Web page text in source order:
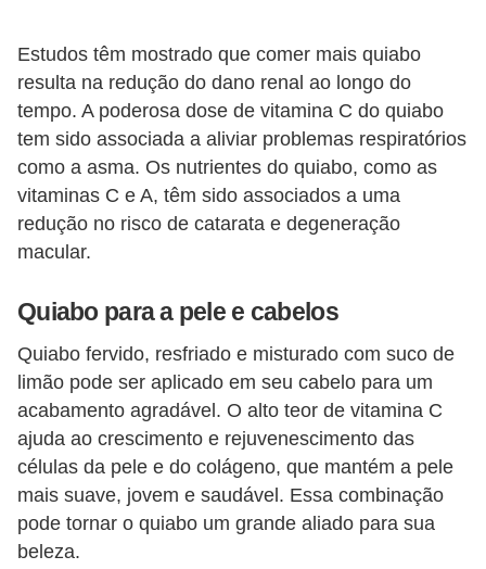
Estudos têm mostrado que comer mais quiabo
resulta na redução do dano renal ao longo do
tempo. A poderosa dose de vitamina C do quiabo
tem sido associada a aliviar problemas respiratórios
como a asma. Os nutrientes do quiabo, como as
vitaminas C e A, têm sido associados a uma
redução no risco de catarata e degeneração
macular.
Quiabo para a pele e cabelos
Quiabo fervido, resfriado e misturado com suco de
limão pode ser aplicado em seu cabelo para um
acabamento agradável. O alto teor de vitamina C
ajuda ao crescimento e rejuvenescimento das
células da pele e do colágeno, que mantém a pele
mais suave, jovem e saudável. Essa combinação
pode tornar o quiabo um grande aliado para sua
beleza.